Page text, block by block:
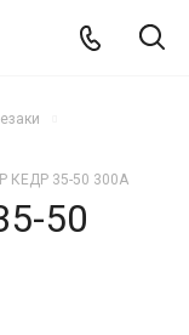
КЕДР 35-50 300А
50